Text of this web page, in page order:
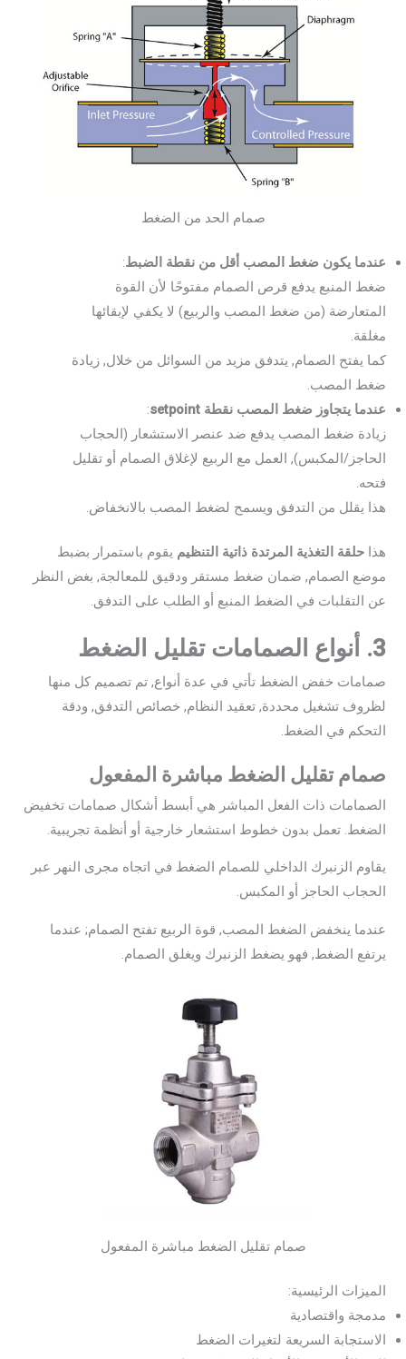
صمام الحد من الضغط
عندما يكون ضغط المصب أقل من نقطة الضبط:
ضغط المنبع يدفع قرص الصمام مفتوحًا لأن القوة
المتعارضة (من ضغط المصب والربيع) لا يكفي لإبقائها
مغلقة.
كما يفتح الصمام, يتدفق مزيد من السوائل من خلال, زيادة
ضغط المصب.
عندما يتجاوز ضغط المصب نقطة setpoint
:
زيادة ضغط المصب يدفع ضد عنصر الاستشعار (الحجاب
الحاجز/المكبس), العمل مع الربيع لإغلاق الصمام أو تقليل
فتحه.
هذا يقلل من التدفق ويسمح لضغط المصب بالانخفاض.
هذاحلقة التغذية المرتدة ذاتية التنظيم يقوم باستمرار بضبط
موضع الصمام, ضمان ضغط مستقر ودقيق للمعالجة, بغض النظر
عن التقلبات في الضغط المنبع أو الطلب على التدفق.
3. أنواع الصمامات تقليل الضغط
صمامات خفض الضغط تأتي في عدة أنواع, تم تصميم كل منها
لظروف تشغيل محددة, تعقيد النظام, خصائص التدفق, ودقة
التحكم في الضغط.
صمام تقليل الضغط مباشرة المفعول
الصمامات ذات الفعل المباشر هي أبسط أشكال صمامات تخفيض
الضغط. تعمل بدون خطوط استشعار خارجية أو أنظمة تجريبية.
يقاوم الزنبرك الداخلي للصمام الضغط في اتجاه مجرى النهر عبر
الحجاب الحاجز أو المكبس.
عندما ينخفض ​​الضغط المصب, قوة الربيع تفتح الصمام; عندما
يرتفع الضغط, فهو يضغط الزنبرك ويغلق الصمام.
صمام تقليل الضغط مباشرة المفعول
الميزات الرئيسية:
مدمجة واقتصادية
الاستجابة السريعة لتغيرات الضغط